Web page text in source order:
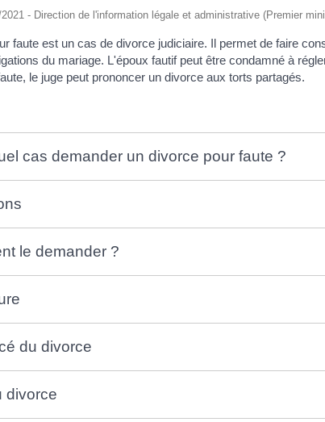
- Direction de l'information légale et administrative (Premier
faute est un cas de divorce judiciaire. Il permet de faire
du mariage. L'époux fautif peut être condamné à
le juge peut prononcer un divorce aux torts partagés.
cas demander un divorce pour faute ?
le demander ?
du divorce
divorce